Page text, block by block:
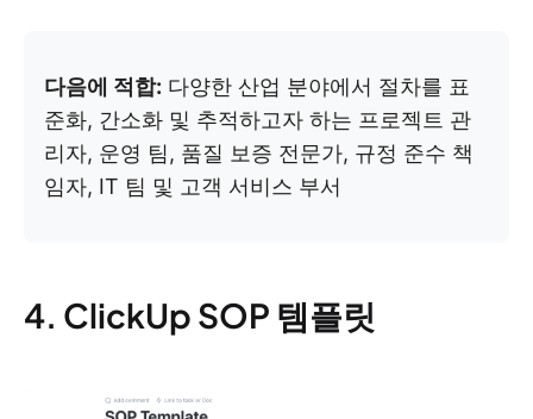
다음에 적합: 다양한 산업 분야에서 절차를 표
준화, 간소화 및 추적하고자 하는 프로젝트 관
리자, 운영 팀, 품질 보증 전문가, 규정 준수 책
임자, IT 팀 및 고객 서비스 부서
4. ClickUp SOP 템플릿